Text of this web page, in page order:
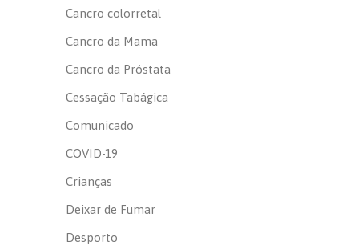
Cancro colorretal
Cancro da Mama
Cancro da Próstata
Cessação Tabágica
Comunicado
COVID-19
Crianças
Deixar de Fumar
Desporto